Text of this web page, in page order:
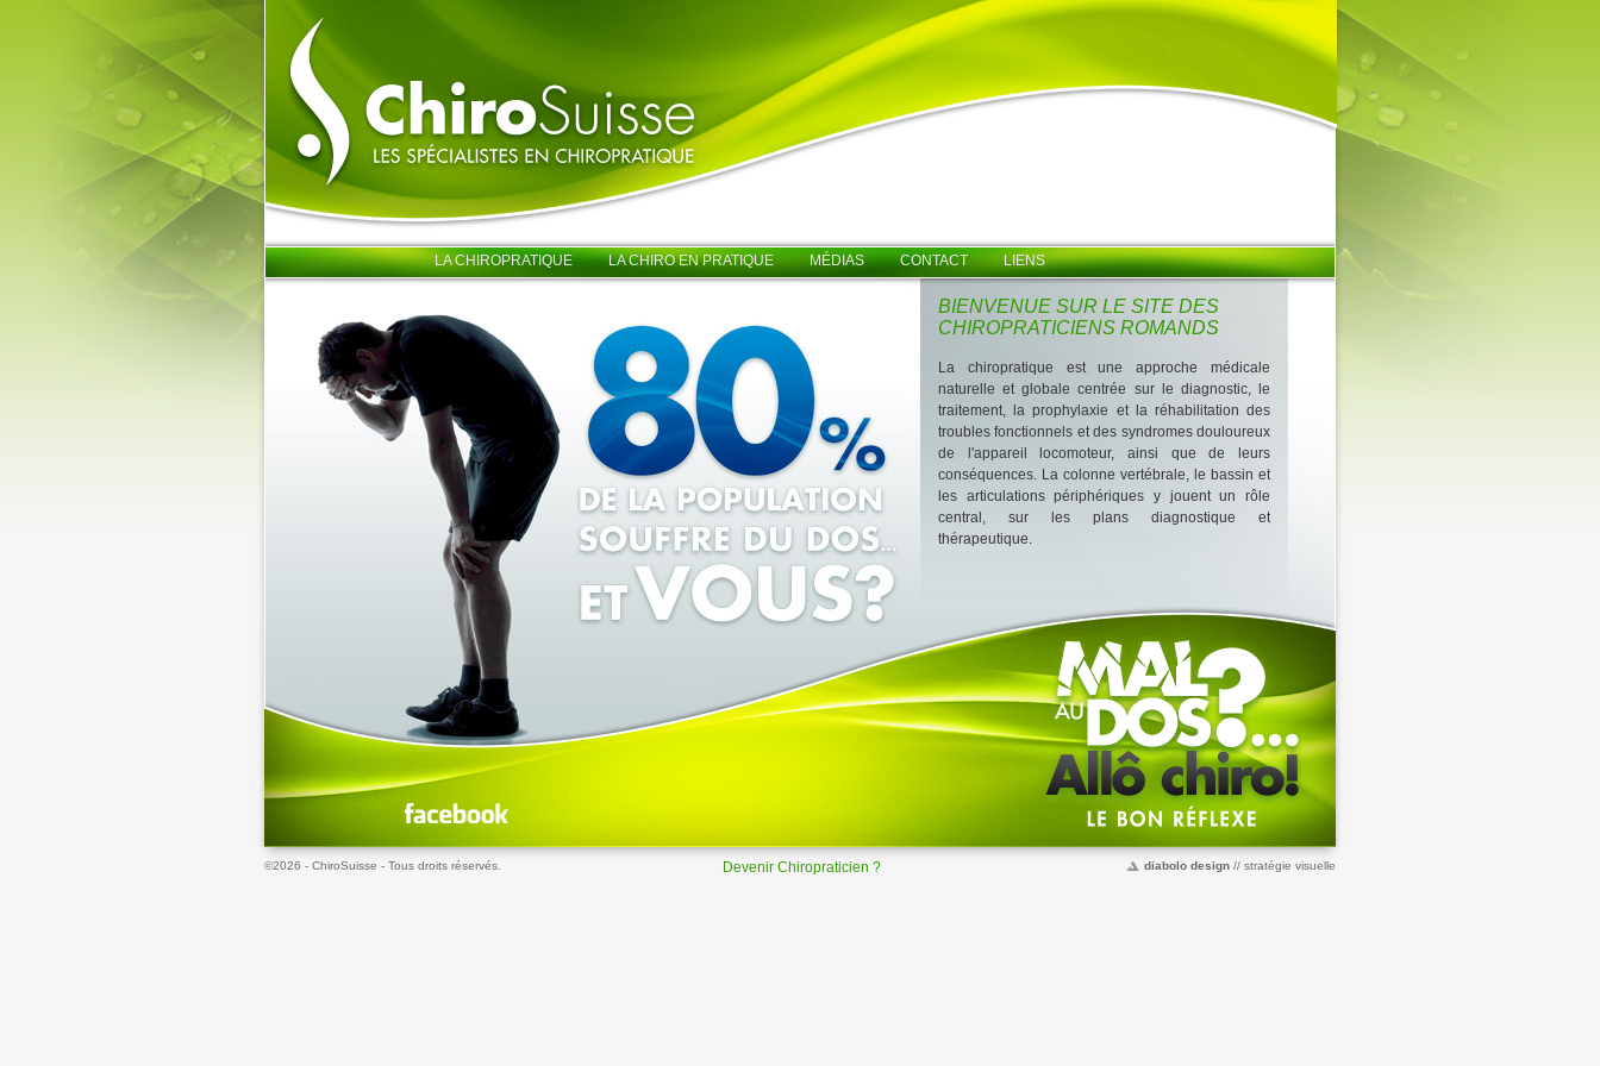
LA CHIROPRATIQUE LA CHIRO EN PRATIQUE MÉDIAS CONTACT LIENS
BIENVENUE SUR LE SITE DES
CHIROPRATICIENS ROMANDS
La chiropratique est une approche médicale
naturelle et globale centrée sur le diagnostic, le
traitement, la prophylaxie et la réhabilitation des
troubles fonctionnels et des syndromes douloureux
de l'appareil locomoteur, ainsi que de leurs
conséquences. La colonne vertébrale, le bassin et
les articulations périphériques y jouent un rôle
central, sur les plans diagnostique et
thérapeutique.
©2026 - ChiroSuisse - Tous droits réservés. Devenir Chiropraticien ? diabolo design // stratégie visuelle